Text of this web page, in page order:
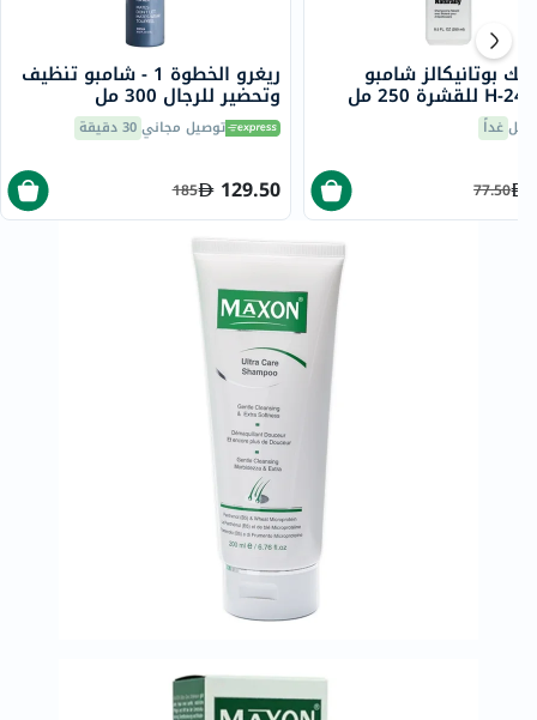
ريغرو الخطوة 1 - شامبو تنظيف
وتحضير للرجال 300 مل
توصيل مجاني 30 دقيقة
129.50
185
بوتانيكالز شامبو
غداً
77.50